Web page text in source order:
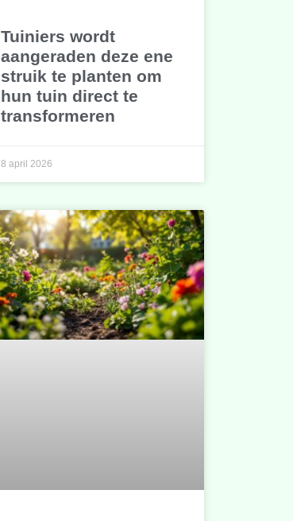
Tuiniers wordt
aangeraden deze ene
struik te planten om
hun tuin direct te
transformeren
8 april 2026